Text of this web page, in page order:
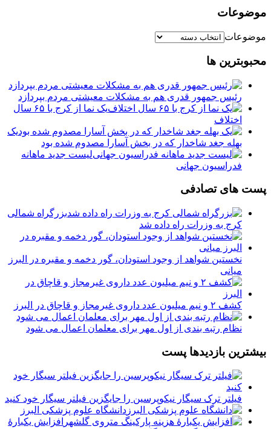
موضوعات
موضوعات
محبوبترین ها
رئیس جمهور قدری هم به مشکلات معیشتی مردم بپردازد
یک نما از کرج با ۶۵ سال
اختلاف
یک
بهله جغد شاخدار که در بخش آسارا مصدوم شده بود
لیست جدید ماهانه
فدراسیون جهانی
پست های تصادفی
بزرگراه شمالی
کرج به وزرات راه داده شد
نخستین شواهد از وجود استودان، گور دخمه و مقبره در البرز
میانی
کشف ۲ و نیم میلیون عدد داروی غیرمجاز و قاچاق در البرز
نظام رتبه بندی از اول مهر برای معلمان اعمال می شود
بیشترین بازدیدها پست
فیلتر ترک سیگار نیکوپرسین را جایگزین فیلتر سیگار خود کنید
دانشگاه علوم پزشکی البرز
افزایش یکبارۀ